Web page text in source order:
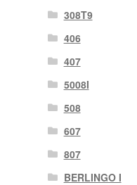
308T9
406
407
5008I
508
607
807
BERLINGO I